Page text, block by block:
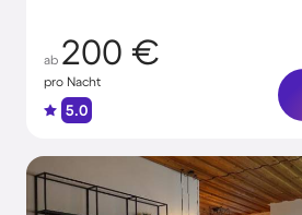
ab 200 €
pro Nacht
5.0